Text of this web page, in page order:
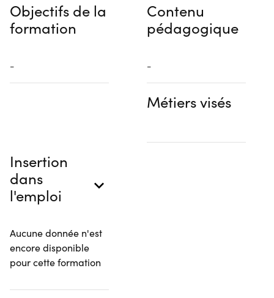
Objectifs de la
formation
-
Contenu
pédagogique
-
Métiers visés
Insertion
dans
l'emploi
Aucune donnée n'est
encore disponible
pour cette formation